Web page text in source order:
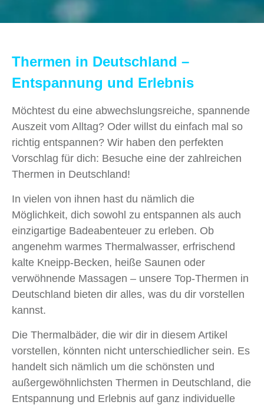
Thermen in Deutschland –
Entspannung und Erlebnis
Möchtest du eine abwechslungsreiche, spannende
Auszeit vom Alltag? Oder willst du einfach mal so
richtig entspannen? Wir haben den perfekten
Vorschlag für dich: Besuche eine der zahlreichen
Thermen in Deutschland!
In vielen von ihnen hast du nämlich die
Möglichkeit, dich sowohl zu entspannen als auch
einzigartige Badeabenteuer zu erleben. Ob
angenehm warmes Thermalwasser, erfrischend
kalte Kneipp-Becken, heiße Saunen oder
verwöhnende Massagen – unsere Top-Thermen in
Deutschland bieten dir alles, was du dir vorstellen
kannst.
Die Thermalbäder, die wir dir in diesem Artikel
vorstellen, könnten nicht unterschiedlicher sein. Es
handelt sich nämlich um die schönsten und
außergewöhnlichsten Thermen in Deutschland, die
Entspannung und Erlebnis auf ganz individuelle